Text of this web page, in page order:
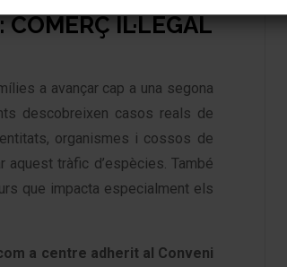
COMERÇ IL·LEGAL
a avançar cap a una segona
descobreixen casos reals de
organismes i cossos de
aquest tràfic d’espècies. També
que impacta especialment els
a centre adherit al Conveni